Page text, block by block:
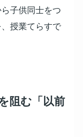
子供同士をつ
授業てらすで
阻む「以前